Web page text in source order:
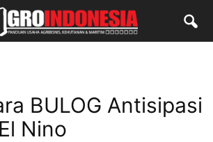
BULOG Antisipasi
Nino